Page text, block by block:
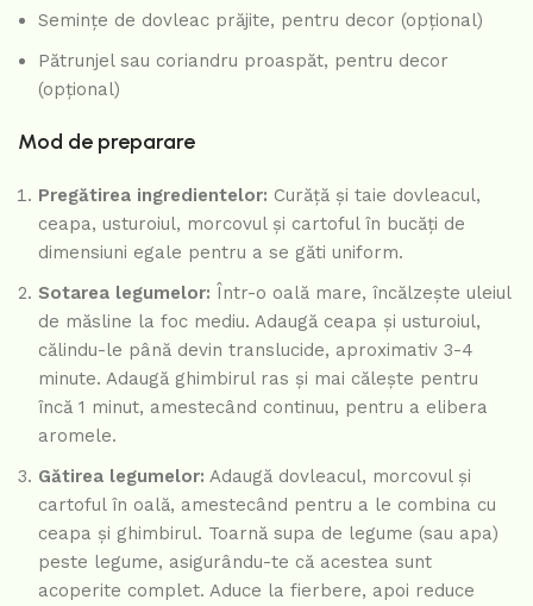
Semințe de dovleac prăjite, pentru decor (opțional)
Pătrunjel sau coriandru proaspăt, pentru decor
(opțional)
Mod de preparare
Pregătirea ingredientelor: Curăță și taie dovleacul,
ceapa, usturoiul, morcovul și cartoful în bucăți de
dimensiuni egale pentru a se găti uniform.
Sotarea legumelor: Într-o oală mare, încălzește uleiul
de măsline la foc mediu. Adaugă ceapa și usturoiul,
călindu-le până devin translucide, aproximativ 3-4
minute. Adaugă ghimbirul ras și mai călește pentru
încă 1 minut, amestecând continuu, pentru a elibera
aromele.
Gătirea legumelor: Adaugă dovleacul, morcovul și
cartoful în oală, amestecând pentru a le combina cu
ceapa și ghimbirul. Toarnă supa de legume (sau apa)
peste legume, asigurându-te că acestea sunt
acoperite complet. Aduce la fierbere, apoi reduce